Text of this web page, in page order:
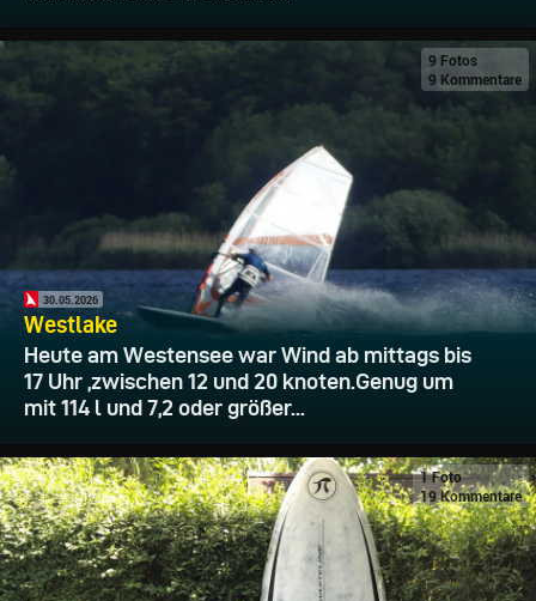
9 Fotos
9 Kommentare
30.05.2026
Westlake
Heute am Westensee war Wind ab mittags bis
17 Uhr ,zwischen 12 und 20 knoten.Genug um
mit 114 l und 7,2 oder größer...
1 Foto
19 Kommentare